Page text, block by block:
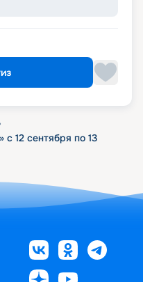
с 12 сентября по 13